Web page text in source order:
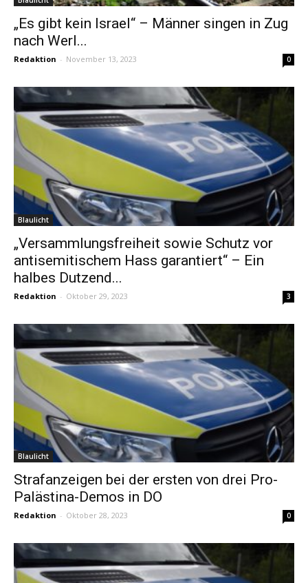
„Es gibt kein Israel“ – Männer singen in Zug
nach Werl...
Redaktion - November 13, 2023 0
Blaulicht
„Versammlungsfreiheit sowie Schutz vor
antisemitischem Hass garantiert“ – Ein
halbes Dutzend...
Redaktion - Oktober 29, 2023 3
Blaulicht
Strafanzeigen bei der ersten von drei Pro-
Palästina-Demos in DO
Redaktion - Oktober 28, 2023 0